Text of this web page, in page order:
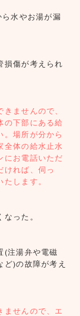
水やお湯が漏
傷が考えられ
ませんので、
の下部にある給
。場所が分から
全体の給水止水
にお電話いただ
ければ、伺っ
します。
った。
(注湯弁や電磁
ど)の故障が考え
せんので、エ